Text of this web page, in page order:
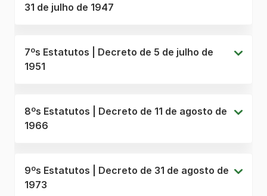
31 de julho de 1947
7ºs Estatutos | Decreto de 5 de julho de
1951
8ºs Estatutos | Decreto de 11 de agosto de
1966
9ºs Estatutos | Decreto de 31 de agosto de
1973